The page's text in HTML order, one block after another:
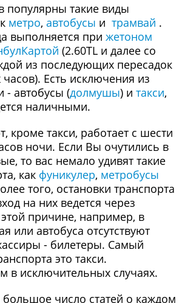
популярны такие виды
метро, автобусы и трамвай .
выполняется при жетоном
(2.60TL и далее со
из последующих пересадок
часов). Есть исключения из
- автобусы (долмушы) и такси,
наличными.
кроме такси, работает с шести
ночи. Если Вы очутились в
то вас немало удивят такие
как фуникулер, метробусы
того, остановки транспорта
на них ведется через
причине, например, в
или автобуса отсутствуют
- билетеры. Самый
это такси.
в исключительных случаях.
большое число статей о каждом